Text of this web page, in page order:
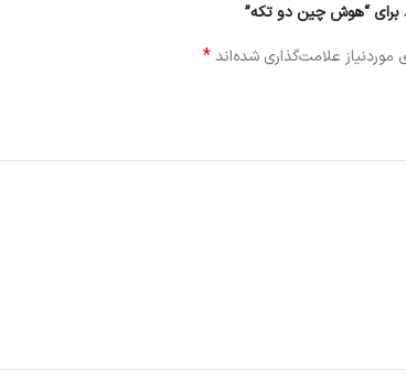
برای “هوش چین دو تکه”
علامت‌گذاری شده‌اند*